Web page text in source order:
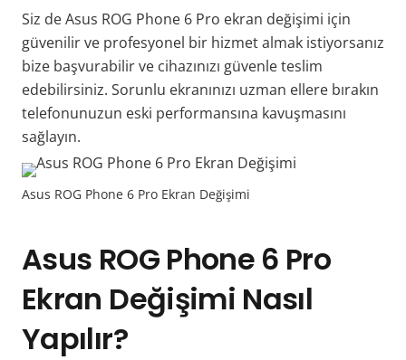
Siz de Asus ROG Phone 6 Pro ekran değişimi için
güvenilir ve profesyonel bir hizmet almak istiyorsanız
bize başvurabilir ve cihazınızı güvenle teslim
edebilirsiniz. Sorunlu ekranınızı uzman ellere bırakın
telefonunuzun eski performansına kavuşmasını
sağlayın.
Asus ROG Phone 6 Pro Ekran Değişimi
Asus ROG Phone 6 Pro
Ekran Değişimi Nasıl
Yapılır?